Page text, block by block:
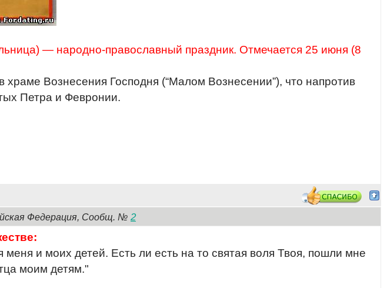
— народно-православный праздник. Отмечается 25 июня (8
Вознесения Господня (“Малом Вознесении”), что напротив
Петра и Февронии.
Федерация, Сообщ. № 2
и моих детей. Есть ли есть на то святая воля Твоя, пошли мне
моим детям."